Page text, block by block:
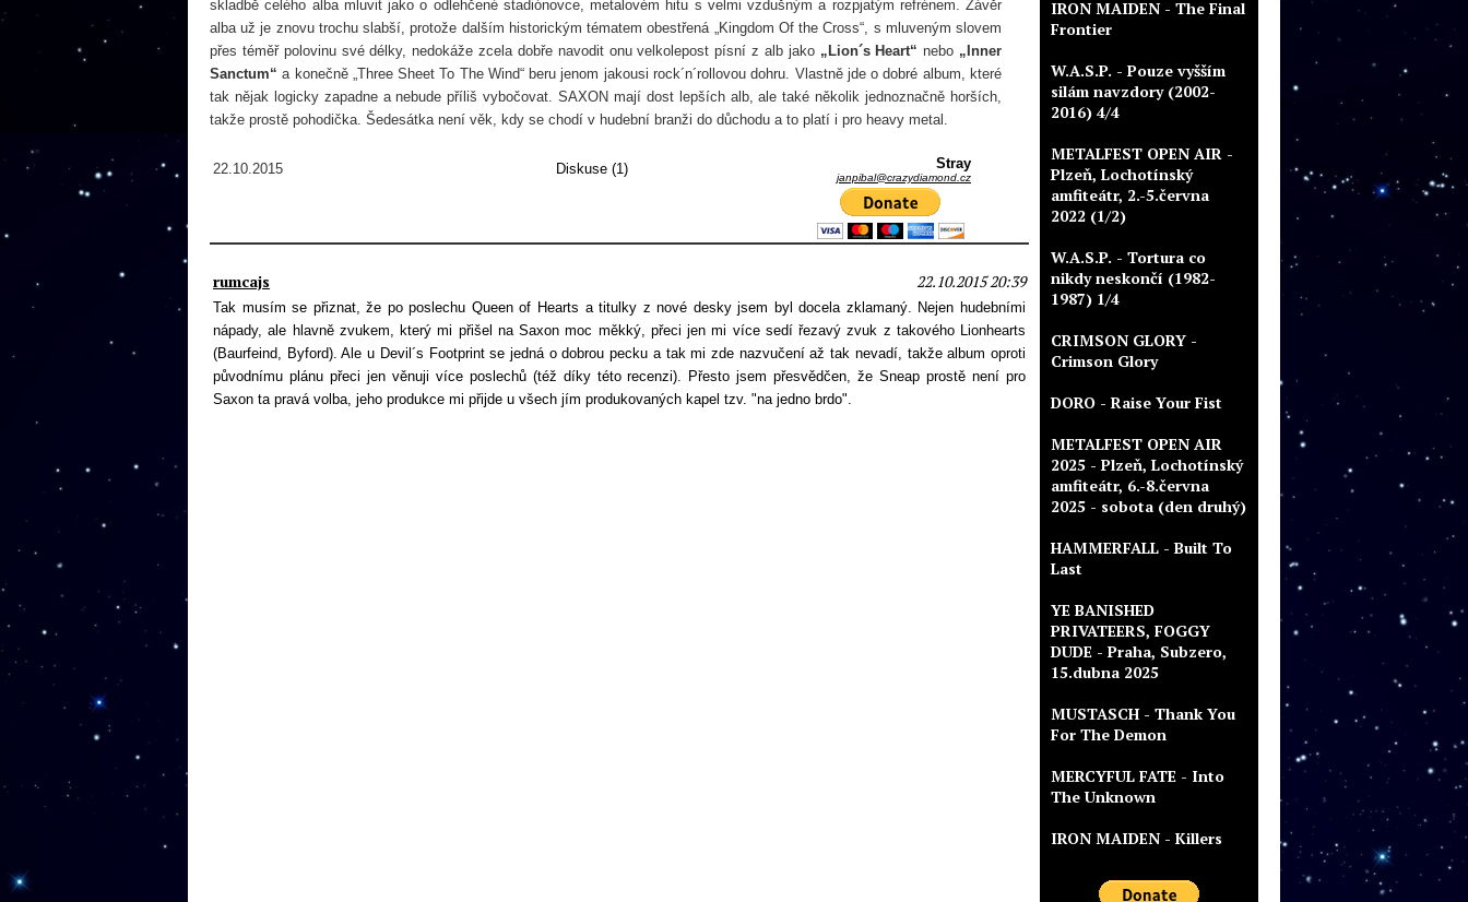
skladbě celého alba mluvit jako o odlehčené stadiónovce, metalovém hitu s velmi vzdušným a rozpjatým refrénem. Závěr
alba už je znovu trochu slabší, protože dalším historickým tématem obestřená „Kingdom Of the Cross“, s mluveným slovem
přes téměř polovinu své délky, nedokáže zcela dobře navodit onu velkolepost písní z alb jako „Lion´s Heart“ nebo „Inner
Sanctum“ a konečně „Three Sheet To The Wind“ beru jenom jakousi rock´n´rollovou dohru. Vlastně jde o dobré album, které
tak nějak logicky zapadne a nebude příliš vybočovat. SAXON mají dost lepších alb, ale také několik jednoznačně horších,
takže prostě pohodička. Šedesátka není věk, kdy se chodí v hudební branži do důchodu a to platí i pro heavy metal.
22.10.2015 Diskuse (1) Stray
janpibal@crazydiamond.cz
rumcajs 22.10.2015 20:39
Tak musím se přiznat, že po poslechu Queen of Hearts a titulky z nové desky jsem byl docela zklamaný. Nejen hudebními
nápady, ale hlavně zvukem, který mi přišel na Saxon moc měkký, přeci jen mi více sedí řezavý zvuk z takového Lionhearts
(Baurfeind, Byford). Ale u Devil´s Footprint se jedná o dobrou pecku a tak mi zde nazvučení až tak nevadí, takže album oproti
původnímu plánu přeci jen věnuji více poslechů (též díky této recenzi). Přesto jsem přesvědčen, že Sneap prostě není pro
Saxon ta pravá volba, jeho produkce mi přijde u všech jím produkovaných kapel tzv. "na jedno brdo".
IRON MAIDEN - The Final
Frontier
W.A.S.P. - Pouze vyšším
silám navzdory (2002-
2016) 4/4
METALFEST OPEN AIR -
Plzeň, Lochotínský
amfiteátr, 2.-5.června
2022 (1/2)
W.A.S.P. - Tortura co
nikdy neskončí (1982-
1987) 1/4
CRIMSON GLORY -
Crimson Glory
DORO - Raise Your Fist
METALFEST OPEN AIR
2025 - Plzeň, Lochotínský
amfiteátr, 6.-8.června
2025 - sobota (den druhý)
HAMMERFALL - Built To
Last
YE BANISHED
PRIVATEERS, FOGGY
DUDE - Praha, Subzero,
15.dubna 2025
MUSTASCH - Thank You
For The Demon
MERCYFUL FATE - Into
The Unknown
IRON MAIDEN - Killers